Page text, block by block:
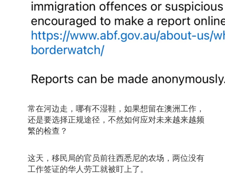
常在河边走，哪有不湿鞋，如果想留在澳洲工作，
还是要选择正规途径，不然如何应对未来越来越频
繁的检查？
这天，移民局的官员前往西悉尼的农场，两位没有
工作签证的华人劳工就被盯上了。